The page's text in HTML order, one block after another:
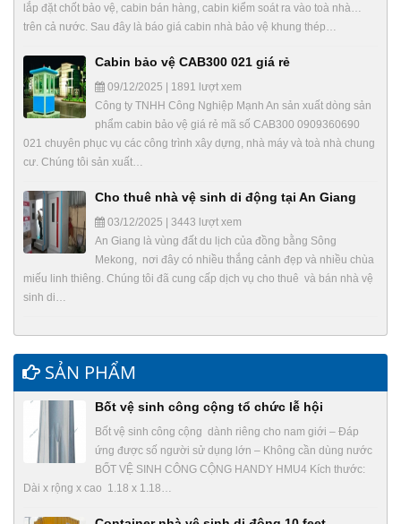
lắp đặt chốt bảo vệ, cabin bán hàng, cabin kiểm soát ra vào toà nhà…
trên cả nước. Sau đây là báo giá cabin nhà bảo vệ khung thép…
Cabin bảo vệ CAB300 021 giá rẻ
09/12/2025 | 1891 lượt xem
Công ty TNHH Công Nghiệp Mạnh An sản xuất dòng sản
phẩm cabin bảo vệ giá rẻ mã số CAB300 0909360690
021 chuyên phục vụ các công trình xây dựng, nhà máy và toà nhà chung
cư. Chúng tôi sản xuất…
Cho thuê nhà vệ sinh di động tại An Giang
03/12/2025 | 3443 lượt xem
An Giang là vùng đất du lịch của đồng bằng Sông
Mekong, nơi đây có nhiều thắng cảnh đẹp và nhiều chùa
miếu linh thiêng. Chúng tôi đã cung cấp dịch vụ cho thuê và bán nhà vệ
sinh di…
SẢN PHẨM
Bốt vệ sinh công cộng tổ chức lễ hội
Bốt vệ sinh công cộng dành riêng cho nam giới – Đáp
ứng được số người sử dụng lớn – Không cần dùng nước
BỐT VỆ SINH CÔNG CỘNG HANDY HMU4 Kích thước:
Dài x rộng x cao 1.18 x 1.18…